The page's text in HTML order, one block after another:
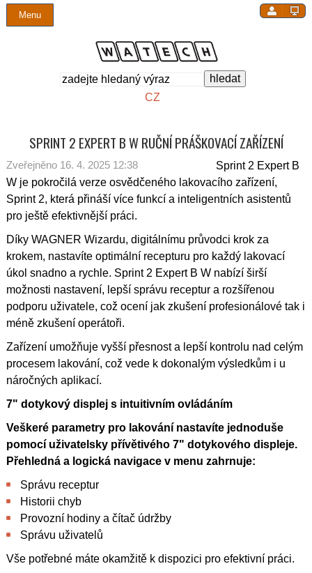
Menu Close
Kalendář akcí
Novinky
Eshop
Kontakty
O společnosti
Certifikát kvality ISO 9001
Stříkací technika pro mokré lakování
Lakovací technika pro práškové lakování
Všechny produkty
Produkty podle oborů
Stříkací technika pro truhláře a stolaře
Stříkání abrazivních materiálů
Stříkací technika pro ochranné povlaky
Ruční práškovací pistole a zařízení
Automatické práškovací pistole
Práškovací kabiny a boxy
Rekuperace, monocyklony
Dávkovací pumpy pro lepidla a tmely
Směšovací a dávkovací systémy pro lepidla
1K systémy pro aplikaci lepidel a tmelů
Vysokotlaká stříkací technika AirLess
Nízkotlaké stříkací pistole, HVLP
Strojní nanášení omítkovin
Záruční a pozáruční servis
Pravidelné servisní prohlídky
Mokré lakování
Novinky, výstavy, sdělení
Dotazník spokojenosti zákazníka
CZ
SPRINT 2 EXPERT B W RUČNÍ PRÁŠKOVACÍ ZAŘÍZENÍ
Zveřejněno 16. 4. 2025 12:38
Sprint 2 Expert B
W je pokročilá verze osvědčeného lakovacího zařízení,
Sprint 2, která přináší více funkcí a inteligentních asistentů
pro ještě efektivnější práci.
Díky WAGNER Wizardu, digitálnímu průvodci krok za
krokem, nastavíte optimální recepturu pro každý lakovací
úkol snadno a rychle. Sprint 2 Expert B W nabízí širší
možnosti nastavení, lepší správu receptur a rozšířenou
podporu uživatele, což ocení jak zkušení profesionálové tak i
méně zkušení operátoři.
Zařízení umožňuje vyšší přesnost a lepší kontrolu nad celým
procesem lakování, což vede k dokonalým výsledkům i u
náročných aplikací.
7" dotykový displej s intuitivním ovládáním
Veškeré parametry pro lakování nastavíte jednoduše
pomocí uživatelsky přívětivého 7" dotykového displeje.
Přehledná a logická navigace v menu zahrnuje:
Správu receptur
Historii chyb
Provozní hodiny a čítač údržby
Správu uživatelů
Vše potřebné máte okamžitě k dispozici pro efektivní práci.